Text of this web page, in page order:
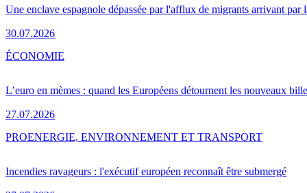
Une enclave espagnole dépassée par l'afflux de migrants arrivant par
30.07.2026
L’euro en mèmes : quand les Européens détournent les nouveaux
27.07.2026
ÉCONOMIE
Incendies ravageurs : l'exécutif européen reconnaît être submergé
PROENERGIE, ENVIRONNEMENT ET TRANSPORT